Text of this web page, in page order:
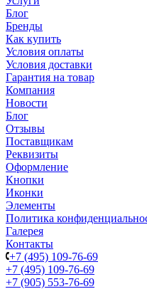
Блог
Бренды
Как купить
Условия оплаты
Условия доставки
Гарантия на товар
Компания
Новости
Блог
Отзывы
Поставщикам
Реквизиты
Оформление
Кнопки
Иконки
Элементы
Политика
Галерея
Контакты
+7 (495) 109-76-69
+7 (495) 109-76-69
+7 (905) 553-76-69